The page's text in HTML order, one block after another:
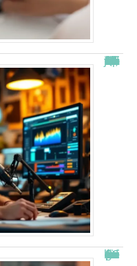
“Alexis Morel, journaliste : Qui est le fils de Apolline de Malherbe ?”
Combien de fois peut-on passer en commission logement ?